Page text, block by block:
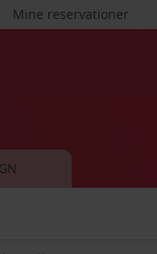
Mine reservationer